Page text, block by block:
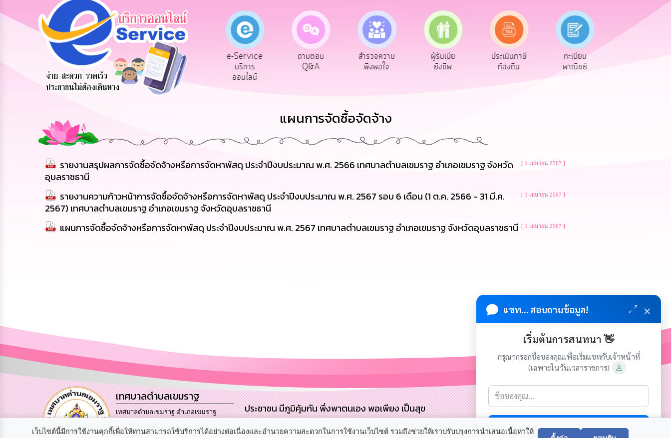
ร้องเรียน
ร้องเรียน
การทุจริต
ร้องเรียน
การบริหาร
ทรัพยากร
บุคคล
e-Service
บริการ
ออนไลน์
ถามตอบ
Q&A
สำรวจความ
พึงพอใจ
ผู้รับเบีย
ยังชีพ
ประเมินภาษี
ท้องถิ่น
ทะเบียน
พาณิชย์
แผนการจัดซื้อจัดจ้าง
รายงานสรุปผลการจัดซื้อจัดจ้างหรือการจัดหาพัสดุ ประจำปีงบประมาณ พ.ศ. 2566 เทศบาลตำบลเขมราฐ อำเภอเขมราฐ จังหวัด
อุบลราชธานี
[ 1 เมษายน 2567 ]
รายงานความก้าวหน้าการจัดซื้อจัดจ้างหรือการจัดหาพัสดุ ประจำปีงบประมาณ พ.ศ. 2567 รอบ 6 เดือน (1 ต.ค. 2566 - 31 มี.ค.
2567) เทศบาลตำบลเขมราฐ อำเภอเขมราฐ จังหวัดอุบลราชธานี
[ 1 เมษายน 2567 ]
แผนการจัดซื้อจัดจ้างหรือการจัดหาพัสดุ ประจำปีงบประมาณ พ.ศ. 2567 เทศบาลตำบลเขมราฐ อำเภอเขมราฐ จังหวัดอุบลราชธานี [ 1 เมษายน 2567 ]
เทศบาลตำบลเขมราฐ
เทศบาลตำบลเขมราฐ อำเภอเขมราฐ
โทร. 0-4549-1184 โทรสาร 0-4549-1171
ประชาชน มีภูมิคุ้มกัน พึ่งพาตนเอง พอเพียง เป็นสุข เกี่ยวกับเรา ติดต่อเรา
ลิขสิทธิ์ © 2024-2025 เทศบาลตำบลเขมราฐ. ขอสงวนไว้ซึ่งสิทธิ
เว็บไซต์นี้มีการใช้งานคุกกี้เพื่อให้ท่านสามารถใช้บริการได้อย่างต่อเนื่องและอำนวยความสะดวกในการใช้งานเว็บไซต์ รวมถึงช่วยให้เราปรับปรุงการนำเสนอเนื้อหาให้
แชท... สอบถามข้อมูล! ×
เริ่มต้นการสนทนา 👋
กรุณากรอกชื่อของคุณเพื่อเริ่มแชทกับเจ้าหน้าที่
(เฉพาะในวันเวลาราชการ)